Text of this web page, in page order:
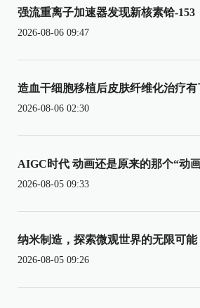
强流重离子加速器发现新核素铪-153
2026-08-06 09:47
造血干细胞移植后皮肤纤维化治疗有
2026-08-06 02:30
AIGC时代 动画还是原来的那个“动
2026-08-05 09:33
纳米制造，探索微观世界的无限可能
2026-08-05 09:26